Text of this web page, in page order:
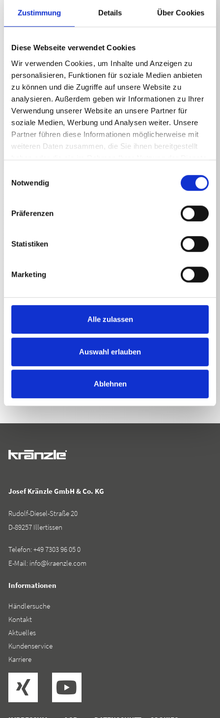
Zustimmung Details Über Cookies
Diese Webseite verwendet Cookies
Wir verwenden Cookies, um Inhalte und Anzeigen zu
personalisieren, Funktionen für soziale Medien anbieten
zu können und die Zugriffe auf unsere Website zu
analysieren. Außerdem geben wir Informationen zu Ihrer
Verwendung unserer Website an unsere Partner für
soziale Medien, Werbung und Analysen weiter. Unsere
Partner führen diese Informationen möglicherweise mit
weiteren Daten zusammen, die Sie ihnen bereitgestellt
haben oder die sie im Rahmen Ihrer Nutzung der Dienste
Notwendig
Präferenzen
Statistiken
Marketing
Alle zulassen
Auswahl erlauben
Ablehnen
Rotierende Waschbürste 1250mm mit Stecknippel D12
Technische Angaben
Rotierende Waschbürste
2,035kg
2,036kg
Josef Kränzle GmbH & Co. KG
Rudolf-Diesel-Straße 20
D-89257 Illertissen
Telefon:+49 7303 96 05 0
E-Mail: info@kraenzle.com
Informationen
Händlersuche
Kontakt
Aktuelles
Kundenservice
Karriere